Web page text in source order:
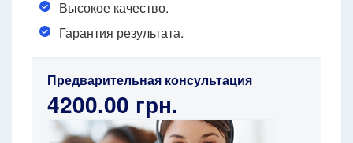
Высокое качество.
Гарантия результата.
Предварительная консультация
4200.00 грн.